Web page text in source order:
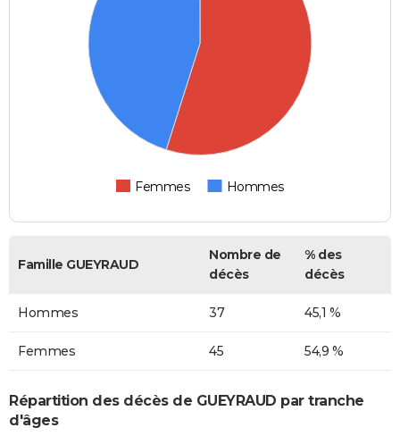
Femmes Hommes
Famille GUEYRAUD
Nombre de
décès
% des
décès
Hommes 37 45,1 %
Femmes 45 54,9 %
Répartition des décès de GUEYRAUD par tranche
d'âges